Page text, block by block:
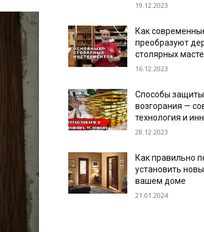
19.12.2023
Как
преобразуют
столярных
16.12.2023
Способы
возгорания —
технология и
28.12.2023
Как правильно
установить
вашем доме
21.01.2024